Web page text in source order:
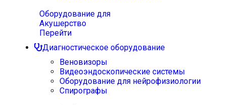
Оборудование для
Акушерство
Перейти
Диагностическое оборудование
Веновизоры
Видеоэндоскопические системы
Оборудование для нейрофизиологии
Спирографы